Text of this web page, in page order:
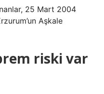
25 Mart 2004
Aşkale
riski var